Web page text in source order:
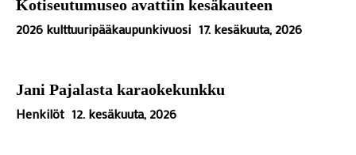
Kotiseutumuseo avattiin kesäkauteen
2026 kulttuuripääkaupunkivuosi 17. kesäkuuta, 2026
Jani Pajalasta karaokekunkku
Henkilöt 12. kesäkuuta, 2026